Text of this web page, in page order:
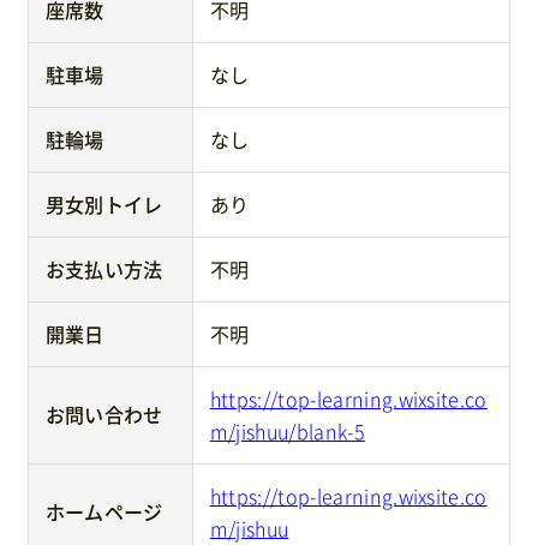
座席数 不明
駐車場 なし
駐輪場 なし
男女別トイレ あり
お支払い方法 不明
開業日 不明
お問い合わせ
https://top-learning.wixsite.co
m/jishuu/blank-5
ホームページ
https://top-learning.wixsite.co
m/jishuu